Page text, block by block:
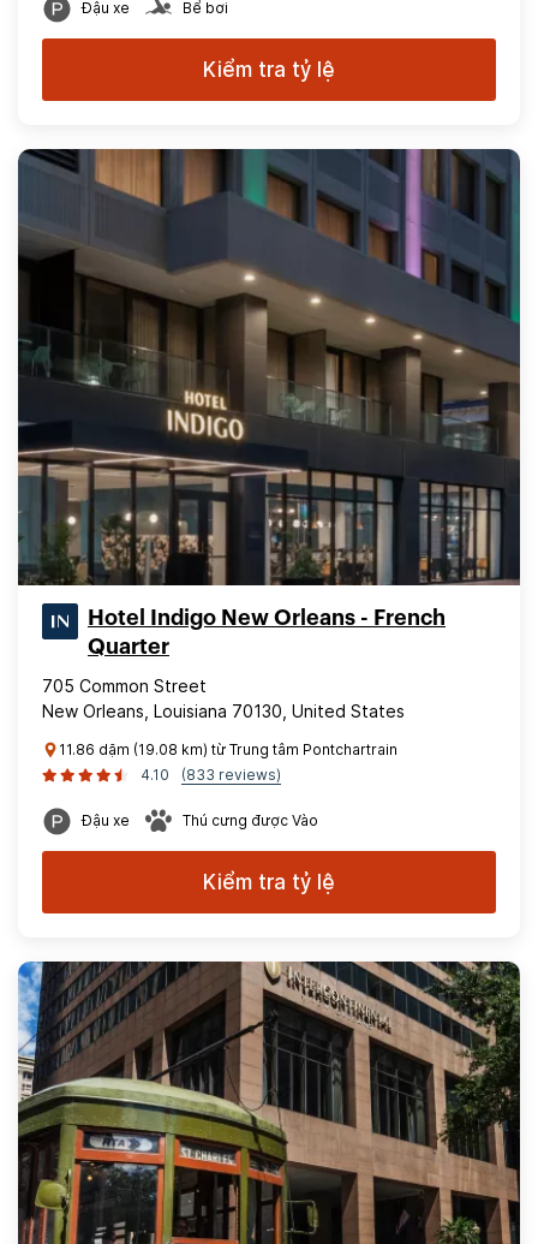
Đậu xe Bể bơi
Kiểm tra tỷ lệ
Hotel Indigo New Orleans - French
Quarter
705 Common Street
New Orleans, Louisiana 70130, United States
11.86 dặm (19.08 km) từ Trung tâm Pontchartrain
4.10
(833 reviews)
Đậu xe Thú cưng được Vào
Kiểm tra tỷ lệ